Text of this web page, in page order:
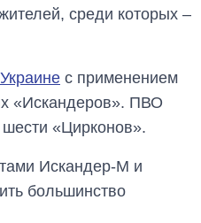
среди которых –
с применением
«Искандеров». ПВО
шести «Цирконов».
Искандер-М и
большинство